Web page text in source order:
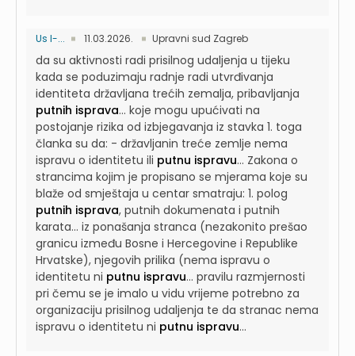
Us I-... 11.03.2026. Upravni sud Zagreb
da su aktivnosti radi prisilnog udaljenja u tijeku
kada se poduzimaju radnje radi utvrđivanja
identiteta državljana trećih zemalja, pribavljanja
putnih isprava... koje mogu upućivati na
postojanje rizika od izbjegavanja iz stavka 1. toga
članka su da: - državljanin treće zemlje nema
ispravu o identitetu ili putnu ispravu... Zakona o
strancima kojim je propisano se mjerama koje su
blaže od smještaja u centar smatraju: 1. polog
putnih isprava, putnih dokumenata i putnih
karata... iz ponašanja stranca (nezakonito prešao
granicu između Bosne i Hercegovine i Republike
Hrvatske), njegovih prilika (nema ispravu o
identitetu ni putnu ispravu... pravilu razmjernosti
pri čemu se je imalo u vidu vrijeme potrebno za
organizaciju prisilnog udaljenja te da stranac nema
ispravu o identitetu ni putnu ispravu...